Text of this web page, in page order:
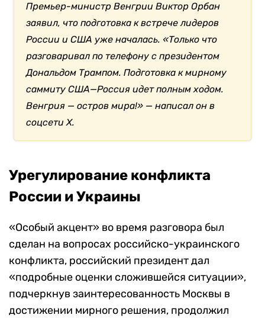
Премьер-министр Венгрии Виктор Орбан
заявил, что подготовка к встрече лидеров
России и США уже началась. «Только что
разговаривал по телефону с президентом
Дональдом Трампом. Подготовка к мирному
саммиту США—Россия идет полным ходом.
Венгрия — остров мира!» — написал он в
соцсети X.
Урегулирование конфликта
России и Украины
«Особый акцент» во время разговора был
сделан на вопросах российско-украинского
конфликта, российский президент дал
«подробные оценки сложившейся ситуации»,
подчеркнув заинтересованность Москвы в
достижении мирного решения, продолжил